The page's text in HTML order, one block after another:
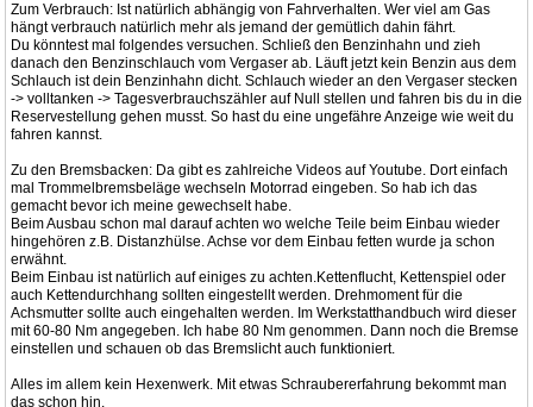
Zum Verbrauch: Ist natürlich abhängig von Fahrverhalten. Wer viel am Gas
hängt verbrauch natürlich mehr als jemand der gemütlich dahin fährt.
Du könntest mal folgendes versuchen. Schließ den Benzinhahn und zieh
danach den Benzinschlauch vom Vergaser ab. Läuft jetzt kein Benzin aus dem
Schlauch ist dein Benzinhahn dicht. Schlauch wieder an den Vergaser stecken
-> volltanken -> Tagesverbrauchszähler auf Null stellen und fahren bis du in die
Reservestellung gehen musst. So hast du eine ungefähre Anzeige wie weit du
fahren kannst.
Zu den Bremsbacken: Da gibt es zahlreiche Videos auf Youtube. Dort einfach
mal Trommelbremsbeläge wechseln Motorrad eingeben. So hab ich das
gemacht bevor ich meine gewechselt habe.
Beim Ausbau schon mal darauf achten wo welche Teile beim Einbau wieder
hingehören z.B. Distanzhülse. Achse vor dem Einbau fetten wurde ja schon
erwähnt.
Beim Einbau ist natürlich auf einiges zu achten.Kettenflucht, Kettenspiel oder
auch Kettendurchhang sollten eingestellt werden. Drehmoment für die
Achsmutter sollte auch eingehalten werden. Im Werkstatthandbuch wird dieser
mit 60-80 Nm angegeben. Ich habe 80 Nm genommen. Dann noch die Bremse
einstellen und schauen ob das Bremslicht auch funktioniert.
Alles im allem kein Hexenwerk. Mit etwas Schraubererfahrung bekommt man
das schon hin.